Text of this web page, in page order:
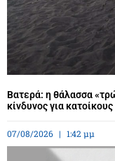
Βατερά: η θάλασσα
κίνδυνος για
07/08/2026 1:42 μμ